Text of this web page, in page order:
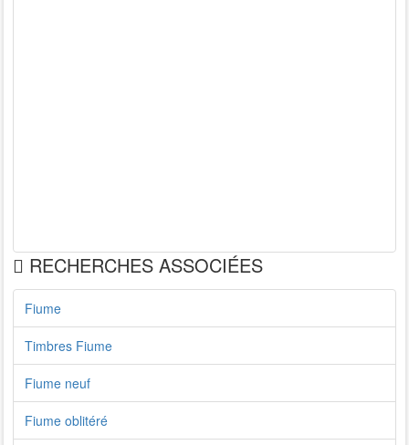
RECHERCHES ASSOCIÉES
Fiume
Timbres Fiume
Fiume neuf
Fiume oblitéré